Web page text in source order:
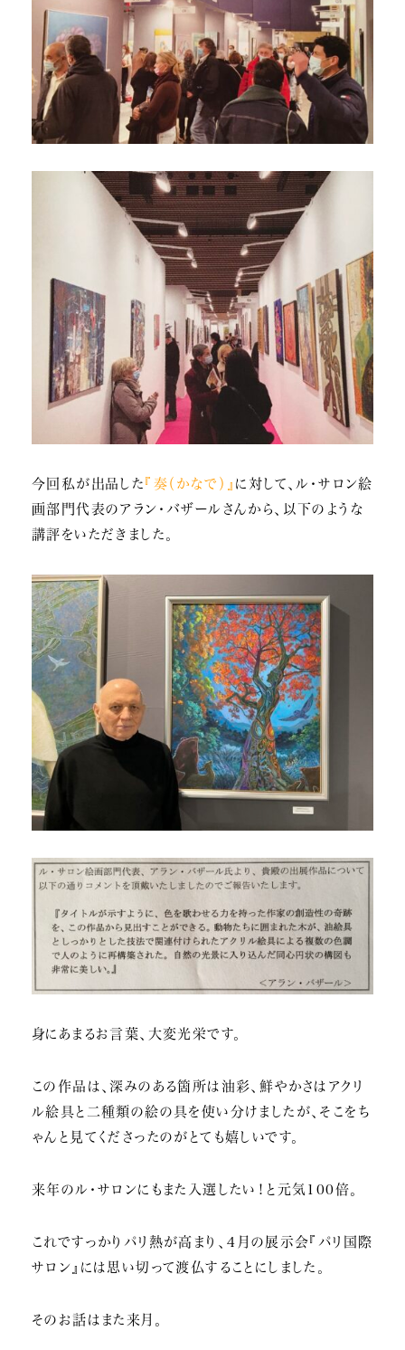
今回私が出品した 『奏（かなで）』 に対して、ル・サロン絵
画部門代表のアラン・バザールさんから、以下のような
講評をいただきました。
身にあまるお言葉、大変光栄です。
この作品は、深みのある箇所は油彩、鮮やかさはアクリ
ル絵具と二種類の絵の具を使い分けましたが、そこをち
ゃんと見てくださったのがとても嬉しいです。
来年のル・サロンにもまた入選したい！と元気100倍。
これですっかりパリ熱が高まり、４月の展示会『パリ国際
サロン』には思い切って渡仏することにしました。
そのお話はまた来月。